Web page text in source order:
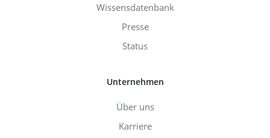
Wissensdatenbank
Presse
Status
Unternehmen
Über uns
Karriere